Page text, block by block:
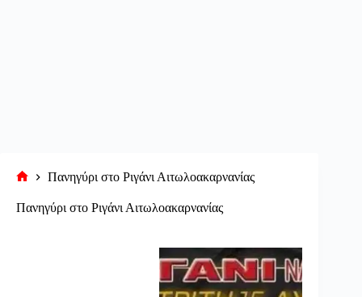
σελίδα
Πανηγύρι στο Ριγάνι Αιτωλοακαρνανίας
Πανηγύρι στο Ριγάνι Αιτωλοακαρνανίας